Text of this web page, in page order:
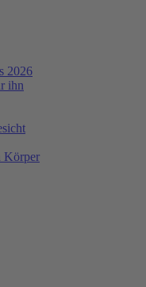
2026
ihn
Körper